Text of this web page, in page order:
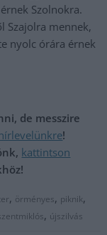
Szolnokra.
Szajolra mennek,
nyolc órára érnek
de messzire
!
kattintson
, örményes, piknik,
, újszilvás